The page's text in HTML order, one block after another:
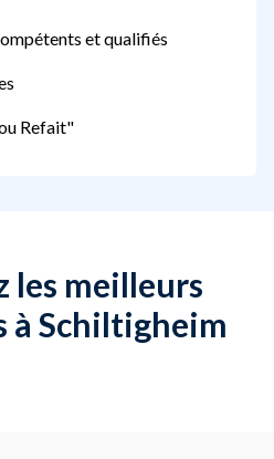
et qualifiés
Refait"
les meilleurs
à Schiltigheim